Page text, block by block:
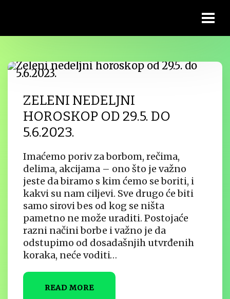
ZELENI NEDELJNI
HOROSKOP OD 29.5. DO
5.6.2023.
Imaćemo poriv za borbom, rečima,
delima, akcijama – ono što je važno
jeste da biramo s kim ćemo se boriti, i
kakvi su nam ciljevi. Sve drugo će biti
samo sirovi bes od kog se ništa
pametno ne može uraditi. Postojaće
razni načini borbe i važno je da
odstupimo od dosadašnjih utvrđenih
koraka, neće voditi…
READ MORE